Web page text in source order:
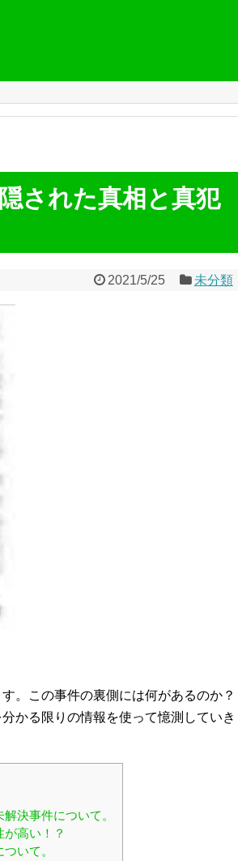
された真相と真犯
2021/5/25 未分類
。この事件の裏側には何があるのか？
かる限りの情報を使って憶測していき
決事件について。
高い！？
いて。